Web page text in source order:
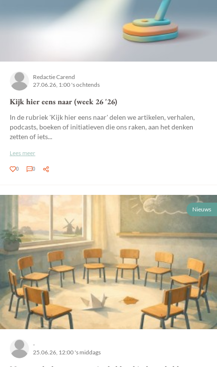
Redactie Carend
27.06.26, 1:00 's ochtends
Kijk hier eens naar (week 26 '26)
In de rubriek 'Kijk hier eens naar' delen we artikelen, verhalen,
podcasts, boeken of initiatieven die ons raken, aan het denken
zetten of iets...
Lees meer
0 0
Nieuws
-
25.06.26, 12:00 's middags